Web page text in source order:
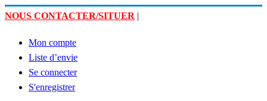
NOUS CONTACTER/SITUER |
Mon compte
Liste d’envie
Se connecter
S'enregistrer